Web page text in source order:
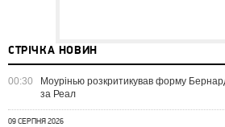
СТРІЧКА НОВИН
00:30
Моурінью розкритикував форму
за Реал
09 СЕРПНЯ 2026